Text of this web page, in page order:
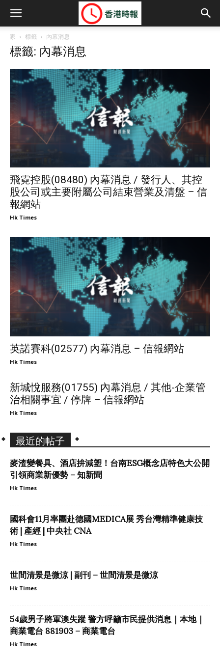
家 標籤 內幕消息
標籤: 內幕消息
飛霓控股(08480) 內幕消息 / 發行人、其控
股公司或主要附屬公司結束營業及清盤 – 信
報網站
Hk Times
英諾賽科(02577) 內幕消息 – 信報網站
Hk Times
新城悅服務(01755) 內幕消息 / 其他-企業管
治相關事宜 / 停牌 – 信報網站
Hk Times
最近的帖子
麥渣變餐具、酒店拚減塑！台南ESG概念店特色大公開
引領商業新優勢 – 知新聞
Hk Times
國科會11月率團赴德國MEDICA展 秀台灣精準健康技
術 | 產經 | 中央社 CNA
Hk Times
世間清景是微涼 | 副刊 – 世間清景是微涼
Hk Times
54歲男子將軍澳失蹤 警方呼籲市民提供消息｜本地｜
商業電台 881903 – 商業電台
Hk Times